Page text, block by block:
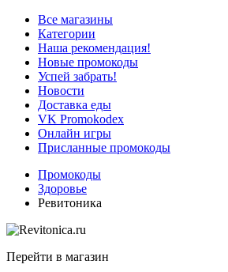
Все магазины
Категории
Наша рекомендация!
Новые промокоды
Успей забрать!
Новости
Доставка еды
VK Promokodex
Онлайн игры
Присланные промокоды
Промокоды
Здоровье
Ревитоника
Перейти в магазин